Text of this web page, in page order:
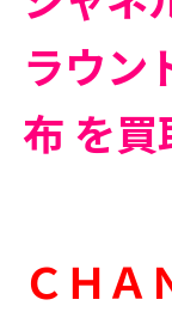
ラウン
布 を買
ＣＨＡ